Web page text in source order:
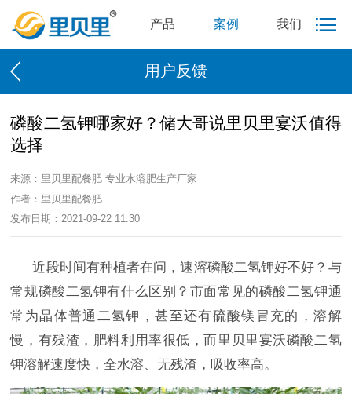
产品 案例 我们
用户反馈
磷酸二氢钾哪家好？储大哥说里贝里宴沃值得
选择
来源：里贝里配餐肥 专业水溶肥生产厂家
作者：里贝里配餐肥
发布日期：2021-09-22 11:30
近段时间有种植者在问，速溶磷酸二氢钾好不好？与
常规磷酸二氢钾有什么区别？市面常见的磷酸二氢钾通
常为晶体普通二氢钾，甚至还有硫酸镁冒充的，溶解
慢，有残渣，肥料利用率很低，而里贝里宴沃磷酸二氢
钾溶解速度快，全水溶、无残渣，吸收率高。